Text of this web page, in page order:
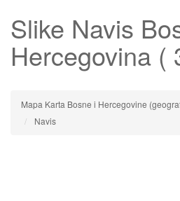
Slike Navis
Hercegovina (
Mapa Karta Bosne i Hercegovine
Navis